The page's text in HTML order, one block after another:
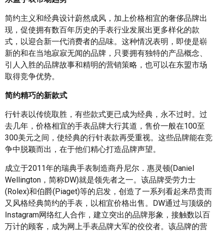
简约主义和经典设计蔚然成风，加上价格相宜的奢侈品牌出
现，促使拥有数百年历史的手表行业发展出更多样化的款
式，以迎合新一代消费者的品味。这种情况表明，即使是崭
新的和在当地寂寂无闻的品牌，只要拥有独特的产品概念、
引人入胜的品牌故事和精明的营销策略，也可以在东盟市场
取得竞争优势。
简约精巧的新款式
行针表以传统取胜，有些款式更已成为经典，永不过时。过
去几年，价格相宜的手表品牌大行其道，售价一般在100至
300美元之间，使经典的行针表款再受重视。这些品牌能在竞
争中脱颖而出，在于他们精心打造品牌声望。
成立于2011年的瑞典手表制造商丹尼尔．惠灵顿(Daniel
Wellington，简称DW)就是领先者之一。该品牌受劳力士
(Rolex)和伯爵(Piaget)等的启发，创造了一系列看起来昂贵而
又风格经典简约的手表，以相宜价格出售。DW通过与顶级的
Instagram网络红人合作，建立突出的品牌形象，接触数以百
万计的顾客，成为网上手表品牌大军的佼佼者。该品牌的营